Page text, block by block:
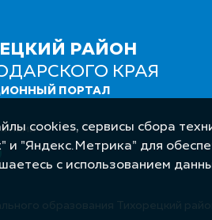
РАЙОН
КРАЯ
ПОРТАЛ
нами
образования Тихорецкий
cookies, сервисы сбора
"Яндекс.Метрика" для
с использованием